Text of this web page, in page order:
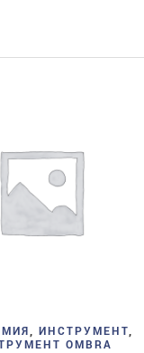
Quick View
ИНСТРУМЕНТ
OMBRA